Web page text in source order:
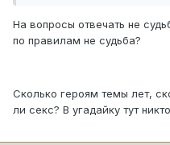
На вопросы отвечать не
по правилам не судьба?
Сколько героям темы лет,
ли секс? В угадайку тут